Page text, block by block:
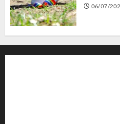
06/07/